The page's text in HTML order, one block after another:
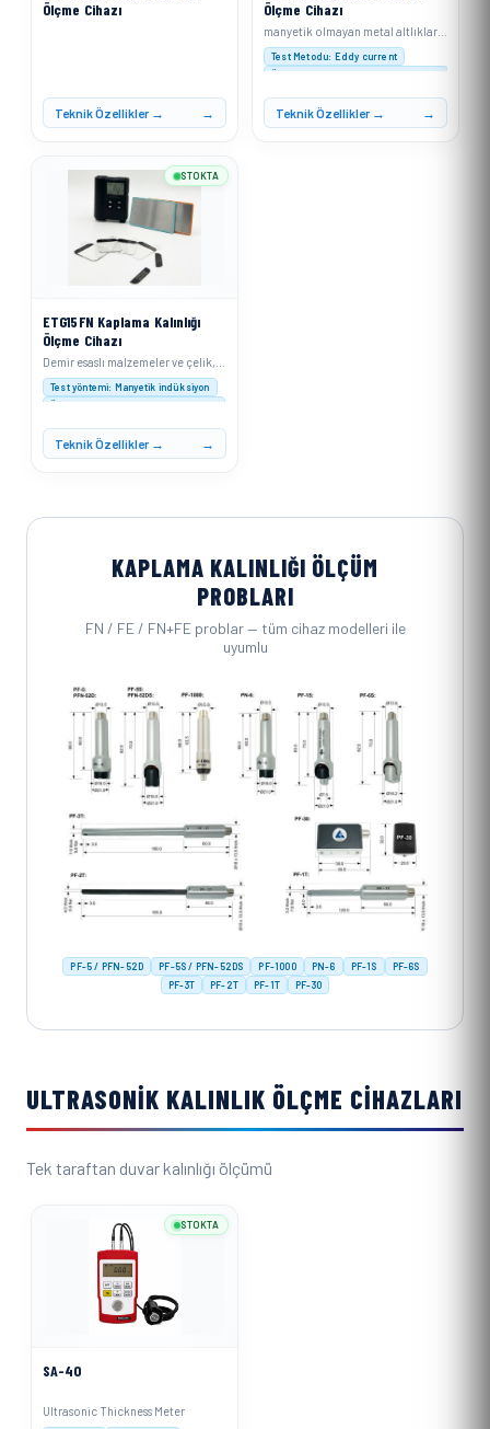
Ölçme Cihazı
Teknik Özellikler →
Ölçme Cihazı
Test Metodu: Eddy current
Ölçüm Aralığı : 0-1250 µm (0-50 mil)
Teknik Özellikler →
ETG15FN Kaplama Kalınlığı
Ölçme Cihazı
Test yöntemi: Manyetik indüksiyon
Ölçüm aralığı : 0–1500 μm (0–60 mil)
Teknik Özellikler →
STOKTA
KAPLAMA KALINLIĞI ÖLÇÜM
PROBLARI
FN / FE / FN+FE problar — tüm cihaz modelleri ile
uyumlu
PF-5 / PFN-52D PF-5S / PFN-52DS PF-1000 PN-6 PF-1S
PF-6S
PF-3T
PF-2T PF-1T PF-30
ULTRASONIK KALINLIK ÖLÇME CIHAZLARI
Tek taraftan duvar kalınlığı ölçümü
SA-40
Ultrasonic Thickness Meter
STOKTA